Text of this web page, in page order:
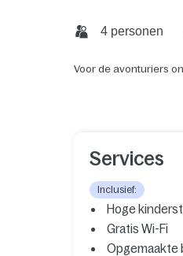
4 personen
Voor de avonturiers
Services
Inclusief:
Hoge
Gratis Wi-Fi
Opgemaakte